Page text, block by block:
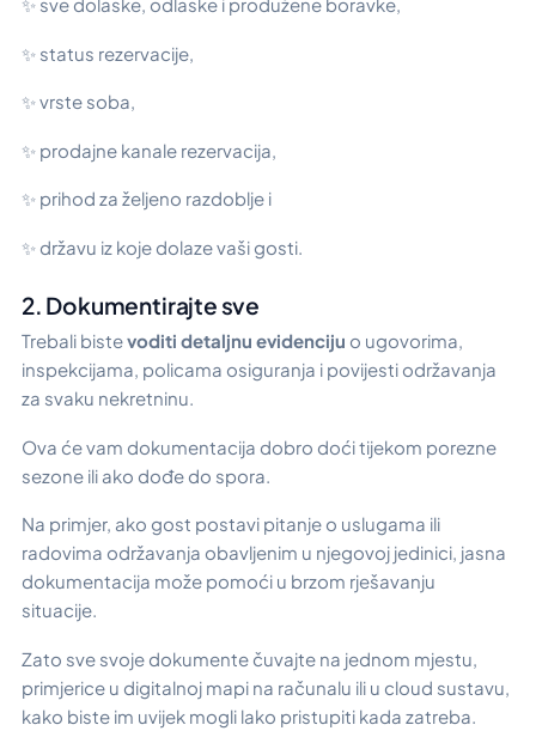
✨ status rezervacije,
✨ vrste soba,
✨ prodajne kanale rezervacija,
✨ prihod za željeno razdoblje i
✨ državu iz koje dolaze vaši gosti.
2. Dokumentirajte sve
Trebali bistevoditi detaljnu evidenciju o ugovorima,
inspekcijama, policama osiguranja i povijesti održavanja
za svaku nekretninu.
Ova će vam dokumentacija dobro doći tijekom porezne
sezone ili ako dođe do spora.
Na primjer, ako gost postavi pitanje o uslugama ili
radovima održavanja obavljenim u njegovoj jedinici, jasna
dokumentacija može pomoći u brzom rješavanju
situacije.
Zato sve svoje dokumente čuvajte na jednom mjestu,
primjerice u digitalnoj mapi na računalu ili u cloud sustavu,
kako biste im uvijek mogli lako pristupiti kada zatreba.